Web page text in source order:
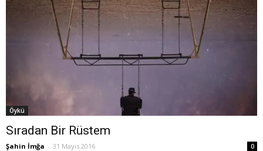
Öykü
Sıradan Bir Rüstem
Şahin İmğa - 31 Mayıs 2016 0